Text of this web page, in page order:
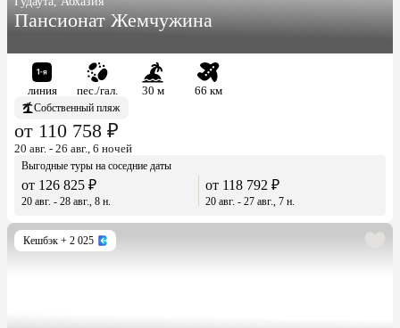
Пансионат Жемчужина
линия пес./гал. 30 м
66 км
Собственный пляж
от 110 758 ₽
20 авг. - 26 авг., 6 ночей
Выгодные туры на соседние даты
от 126 825 ₽
20 авг. - 28 авг., 8 н.
от 118 792 ₽
20 авг. - 27 авг., 7 н.
Кешбэк + 2 025